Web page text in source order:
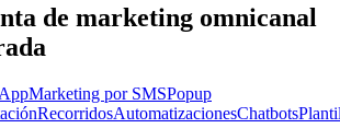
de marketing omnicanal
Marketing por SMSPopup
RecorridosAutomatizacionesChatbots